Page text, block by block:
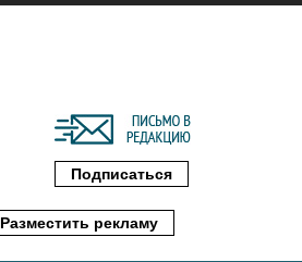
Подписаться
Разместить рекламу